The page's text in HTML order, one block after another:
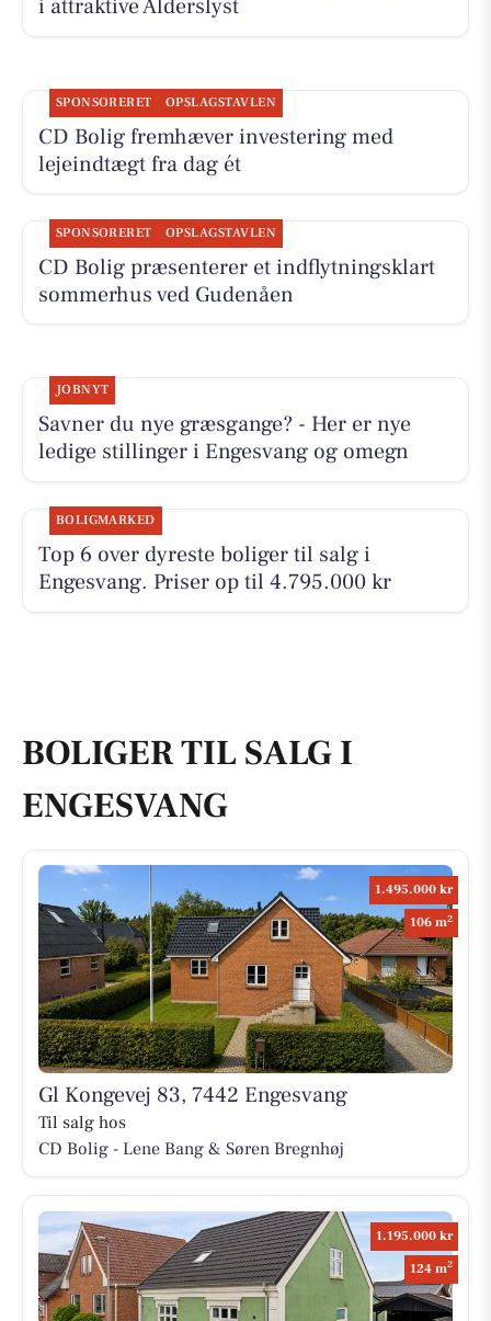
i attraktive Alderslyst
SPONSORERET OPSLAGSTAVLEN
CD Bolig fremhæver investering med
lejeindtægt fra dag ét
SPONSORERET OPSLAGSTAVLEN
CD Bolig præsenterer et indflytningsklart
sommerhus ved Gudenåen
JOBNYT
Savner du nye græsgange? - Her er nye
ledige stillinger i Engesvang og omegn
BOLIGMARKED
Top 6 over dyreste boliger til salg i
Engesvang. Priser op til 4.795.000 kr
BOLIGER TIL SALG I
ENGESVANG
1.495.000 kr
106 m2
Gl Kongevej 83, 7442 Engesvang
Til salg hos
CD Bolig - Lene Bang & Søren Bregnhøj
1.195.000 kr
124 m2